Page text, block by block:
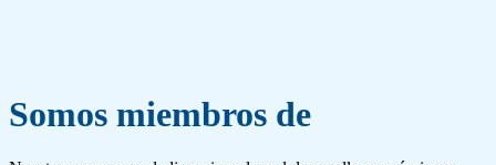
Somos miembros de